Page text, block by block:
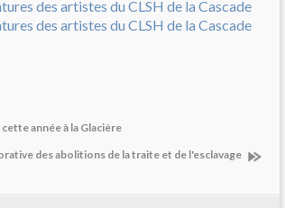
année à la Glacière
des abolitions de la traite et de l'esclavage